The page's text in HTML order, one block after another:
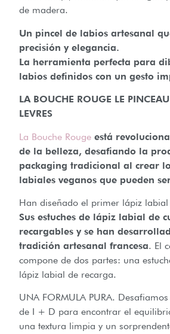
de madera.
Un pincel de labios artesanal
precisión y elegancia.
La herramienta perfecta para
labios definidos con un gesto
LA BOUCHE ROUGE LE
LEVRES
La Bouche Rouge está
de la belleza, desafiando la
packaging tradicional al crear
labiales veganos que pueden
Han diseñado el primer lápiz
Sus estuches de lápiz labial de
recargables y se han
tradición artesanal francesa. El
compone de dos partes: una
lápiz labial de recarga.
UNA FORMULA PURA.
de I + D para encontrar el
una textura limpia y un